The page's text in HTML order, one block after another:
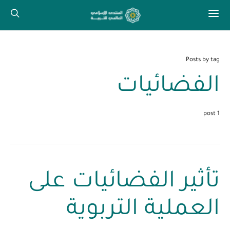
Posts by tag
الفضائيات
1 post
تأثير الفضائيات على
العملية التربوية